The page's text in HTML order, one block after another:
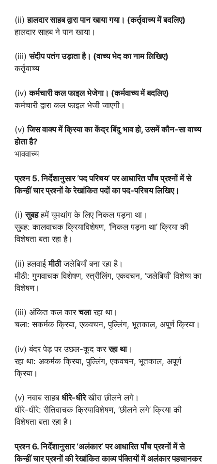
(ii)हालदार साहब द्वारा पान खाया गया। (कर्तृवाच्य में बदलिए)
हालदार साहब ने पान खाया।
(iii)संदीप पतंग उड़ाता है। (वाच्य भेद का नाम लिखिए)
कर्तृवाच्य
(iv)कर्मचारी कल फाइल भेजेगा। (कर्मवाच्य में बदलिए)
कर्मचारी द्वारा कल फाइल भेजी जाएगी।
(v)जिस वाक्य में क्रिया का केंद्र बिंदु भाव हो, उसमें कौन-सा वाच्य
होता है?
भाववाच्य
प्रश्न 5. निर्देशानुसार ‘पद परिचय’ पर आधारित पाँच प्रश्नों में से
किन्हीं चार प्रश्नों के रेखांकित पदों का पद-परिचय लिखिए।
(i)सुबहहमें यूमथांग के लिए निकल पड़ना था।
सुबह: कालवाचक क्रियाविशेषण, ‘निकल पड़ना था’ क्रिया की
विशेषता बता रहा है।
(ii) हलवाईमीठीजलेबियाँ बना रहा है।
मीठी: गुणवाचक विशेषण, स्त्रीलिंग, एकवचन, ‘जलेबियाँ’ विशेष्य का
विशेषण।
(iii) अंकित कल कारचलारहा था।
चला: सकर्मक क्रिया, एकवचन, पुल्लिंग, भूतकाल, अपूर्ण क्रिया।
(iv) बंदर पेड़ पर उछल-कूद कररहा था।
रहा था: अकर्मक क्रिया, पुल्लिंग, एकवचन, भूतकाल, अपूर्ण
क्रिया।
(v) नवाब साहब धीरे-धीरेखीरा छीलने लगे।
धीरे-धीरे: रीतिवाचक क्रियाविशेषण, ‘छीलने लगे’ क्रिया की
विशेषता बता रहा है।
प्रश्न 6. निर्देशानुसार ‘अलंकार’ पर आधारित पाँच प्रश्नों में से
किन्हीं चार प्रश्नों की रेखांकित काव्य पंक्तियों में अलंकार पहचानकर